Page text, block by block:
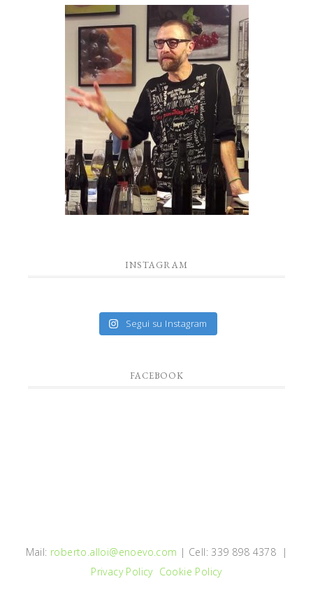
INSTAGRAM
Segui su Instagram
FACEBOOK
Mail: roberto.alloi@enoevo.com | Cell: 339 898 4378 |
Privacy Policy Cookie Policy